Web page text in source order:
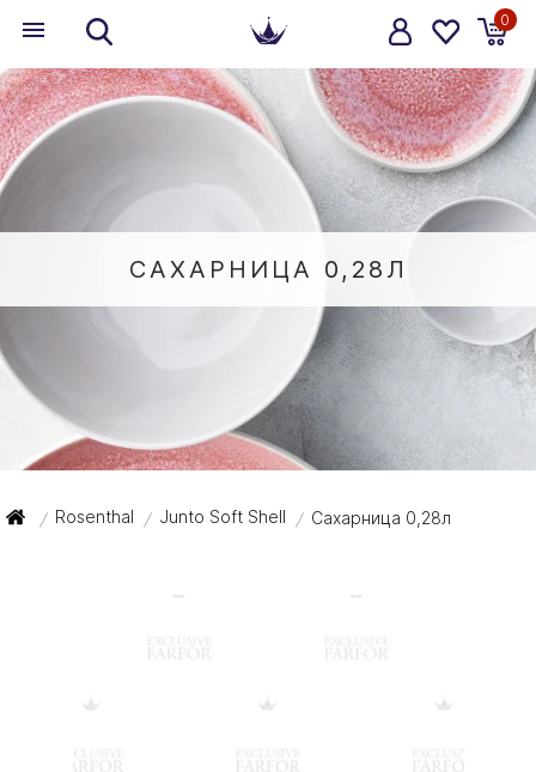
0
САХАРНИЦА 0,28Л
/ Rosenthal / Junto Soft Shell / Сахарница 0,28л